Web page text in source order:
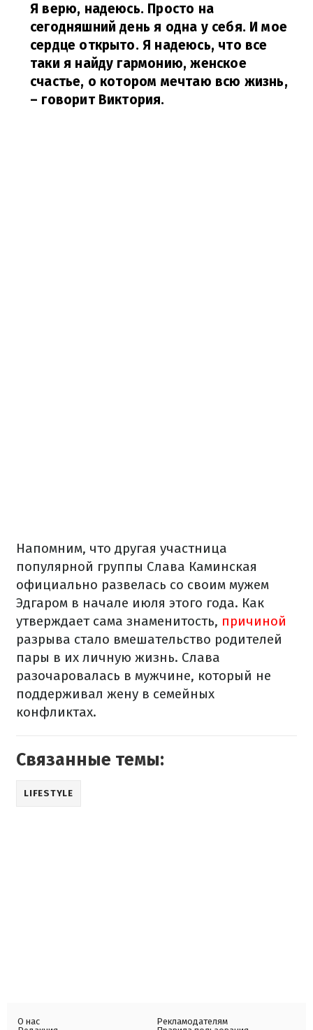
Я верю, надеюсь. Просто на
сегодняшний день я одна у себя. И мое
сердце открыто. Я надеюсь, что все
таки я найду гармонию, женское
счастье, о котором мечтаю всю жизнь,
– говорит Виктория.
Напомним, что другая участница
популярной группы Слава Каминская
официально развелась со своим мужем
Эдгаром в начале июля этого года. Как
утверждает сама знаменитость, причиной
разрыва стало вмешательство родителей
пары в их личную жизнь. Слава
разочаровалась в мужчине, который не
поддерживал жену в семейных
конфликтах.
Связанные темы:
LIFESTYLE
О нас
Рекламодателям